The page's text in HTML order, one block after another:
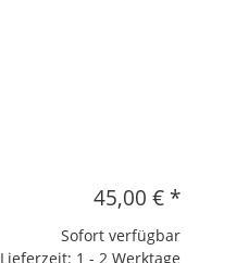
45,00 € *
Sofort verfügbar
Lieferzeit: 1 - 2 Werktage